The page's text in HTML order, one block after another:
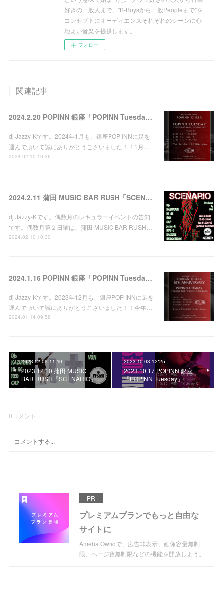
好きの一般人まで、"B-Boysから一般Peopleまで"を
コンセプトにオーディエンスそれぞれのシーンに心
地よい音楽を提供します。
フォロー
関連記事
2024.2.20 POPINN 銀座「POPINN Tuesday」
dj Jazzy-Kです。2024年1月も、銀座POP INNに足を
運んで頂いて誠にありがとうございました！！1月…
2024.02.10 10:36
2024.2.11 蒲田 MUSIC BAR RUSH「SCENARIO」
dj Jazzy-Kです。偶数月のレギュラーイベントの告知
です。偶数月第２日曜は、蒲田 MUSIC BAR RUSH…
2024.02.10 10:30
2024.1.16 POPINN 銀座「POPINN Tuesday」
dj Jazzy-Kです。2023年12月も、銀座POP INNに足を
運んで頂いて誠にありがとうございました！！今年…
2024.01.14 09:58
2023.12.09 11:10
2023.12.10 蒲田 MUSIC
BAR RUSH「SCENARIO」
2023.10.03 12:25
2023.10.17 POPINN 銀座
「POPINN Tuesday」
0コメント
PR
プレミアムプランでもっと自由な
サイトに
Ameba Owndで、広告非表示、画像容量無制
限、ページ数無制限などの機能を開放しよう。